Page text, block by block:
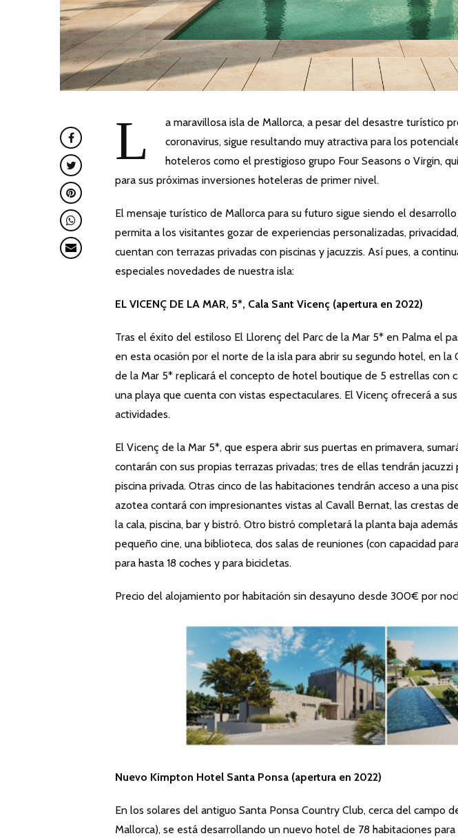
L
a maravillosa isla de Mallorca, a pesar del desastre turístico
coronavirus, sigue resultando muy atractiva para los
hoteleros como el prestigioso grupo Four Seasons o Virgin,
para sus próximas inversiones hoteleras de primer nivel.
El mensaje turístico de Mallorca para su futuro sigue siendo el
permita a los visitantes gozar de experiencias personalizadas,
cuentan con terrazas privadas con piscinas y jacuzzis. Así pues, a
especiales novedades de nuestra isla:
EL VICENÇ DE LA MAR, 5*, Cala Sant Vicenç (apertura en 2022)
Tras el éxito del estiloso El Llorenç del Parc de la Mar 5* en Palma el
en esta ocasión por el norte de la isla para abrir su segundo hotel, en la
de la Mar 5* replicará el concepto de hotel boutique de 5 estrellas con
una playa que cuenta con vistas espectaculares. El Vicenç ofrecerá a
actividades.
El Vicenç de la Mar 5*, que espera abrir sus puertas en primavera,
contarán con sus propias terrazas privadas; tres de ellas tendrán
piscina privada. Otras cinco de las habitaciones tendrán acceso a una
azotea contará con impresionantes vistas al Cavall Bernat, las crestas
la cala, piscina, bar y bistró. Otro bistró completará la planta baja
pequeño cine, una biblioteca, dos salas de reuniones (con capacidad
para hasta 18 coches y para bicicletas.
Precio del alojamiento por habitación sin desayuno desde 300€ por
Nuevo Kimpton Hotel Santa Ponsa (apertura en 2022)
En los solares del antiguo Santa Ponsa Country Club, cerca del campo
Mallorca), se está desarrollando un nuevo hotel de 78 habitaciones